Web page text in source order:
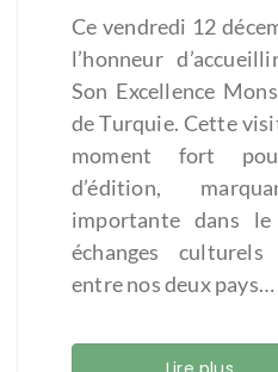
Ce vendredi 12
l’honneur
Son Excellence
de Turquie. Cette
moment fort
d’édition,
importante dans
échanges
entre nos deux pays…